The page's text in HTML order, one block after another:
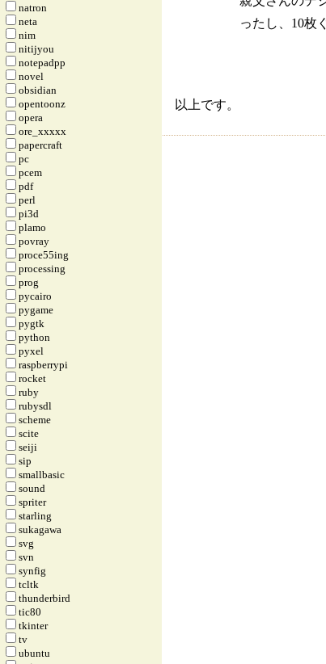
ったし、10枚
以上です。
natron
neta
nim
nitijyou
notepadpp
novel
obsidian
opentoonz
opera
ore_xxxxx
papercraft
pc
pcem
pdf
perl
pi3d
plamo
povray
proce55ing
processing
prog
pycairo
pygame
pygtk
python
pyxel
raspberrypi
rocket
ruby
rubysdl
scheme
scite
seiji
sip
smallbasic
sound
spriter
starling
sukagawa
svg
svn
synfig
tcltk
thunderbird
tic80
tkinter
tv
ubuntu